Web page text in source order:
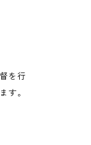
を行
す。